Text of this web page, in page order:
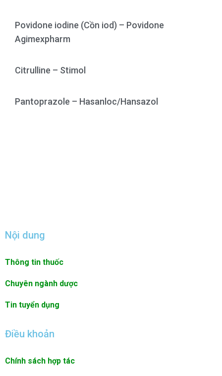
Povidone iodine (Cồn iod) – Povidone
Agimexpharm
Citrulline – Stimol
Pantoprazole – Hasanloc/Hansazol
Nội dung
Thông tin thuốc
Chuyên ngành dược
Tin tuyển dụng
Điều khoản
Chính sách hợp tác